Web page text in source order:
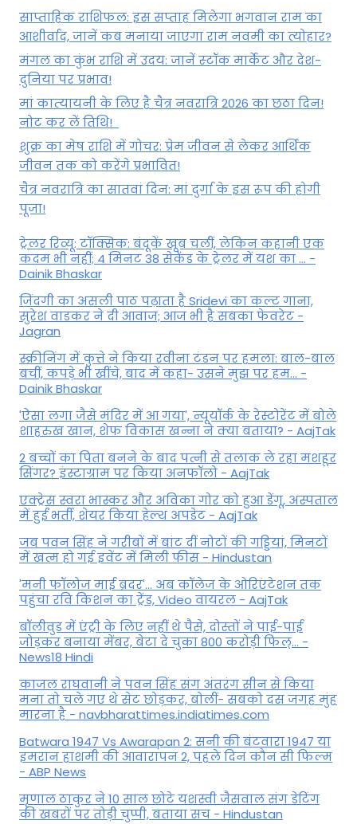
साप्ताहिक राशिफल: इस सप्ताह मिलेगा भगवान राम का
आशीर्वाद, जानें कब मनाया जाएगा राम नवमी का त्योहार?
मंगल का कुंभ राशि में उदय: जानें स्‍टॉक मार्केट और देश-
दुनिया पर प्रभाव!
मां कात्‍यायनी के लिए है चैत्र नवरात्रि 2026 का छठा दिन!
नोट कर लें तिथि!
शुक्र का मेष राशि में गोचर: प्रेम जीवन से लेकर आर्थिक
जीवन तक को करेंगे प्रभावित!
चैत्र नवरात्रि का सातवां दिन: मां दुर्गा के इस रूप की होगी
पूजा!
ट्रेलर रिव्यू: टॉक्सिक: बंदूकें खूब चलीं, लेकिन कहानी एक
कदम भी नहीं; 4 मिनट 38 सेकेंड के ट्रेलर में यश का ... -
Dainik Bhaskar
जिंदगी का असली पाठ पढ़ाता है Sridevi का कल्ट गाना,
सुरेश वाडकर ने दी आवाज; आज भी है सबका फेवरेट -
Jagran
स्क्रीनिंग में कुत्ते ने किया रवीना टंडन पर हमला: बाल-बाल
बचीं, कपड़े भी खींचे, बाद में कहा- उसने मुझ पर हम... -
Dainik Bhaskar
'ऐसा लगा जैसे मंदिर में आ गया', न्यूयॉर्क के रेस्टोरेंट में बोले
शाहरुख खान, शेफ विकास खन्ना ने क्या बताया? - AajTak
2 बच्चों का पिता बनने के बाद पत्नी से तलाक ले रहा मशहूर
सिंगर? इंस्टाग्राम पर किया अनफॉलो - AajTak
एक्ट्रेस स्वरा भास्कर और अविका गोर को हुआ डेंगू, अस्पताल
में हुईं भर्ती, शेयर किया हेल्थ अपडेट - AajTak
जब पवन सिंह ने गरीबों में बांट दीं नोटों की गड्डियां, मिनटों
में खत्म हो गई इवेंट में मिली फीस - Hindustan
'मनी फॉलोज माई ब्रदर'... अब कॉलेज के ओरिएंटेशन तक
पहुंचा रवि किशन का ट्रेंड, Video वायरल - AajTak
बॉलीवुड में एंट्री के लिए नहीं थे पैसे, दोस्तों ने पाई-पाई
जोड़कर बनाया मेंबर, बेटा दे चुका 800 करोड़ी फिल्... -
News18 Hindi
काजल राघवानी ने पवन सिंह संग अंतरंग सीन से किया
मना तो चले गए थे सेट छोड़कर, बोलीं- सबको दस जगह मुंह
मारना है - navbharattimes.indiatimes.com
Batwara 1947 Vs Awarapan 2: सनी की बंटवारा 1947 या
इमरान हाशमी की आवारापन 2, पहले दिन कौन सी फिल्म
- ABP News
मृणाल ठाकुर ने 10 साल छोटे यशस्वी जैसवाल संग डेटिंग
की खबरों पर तोड़ी चुप्पी, बताया सच - Hindustan